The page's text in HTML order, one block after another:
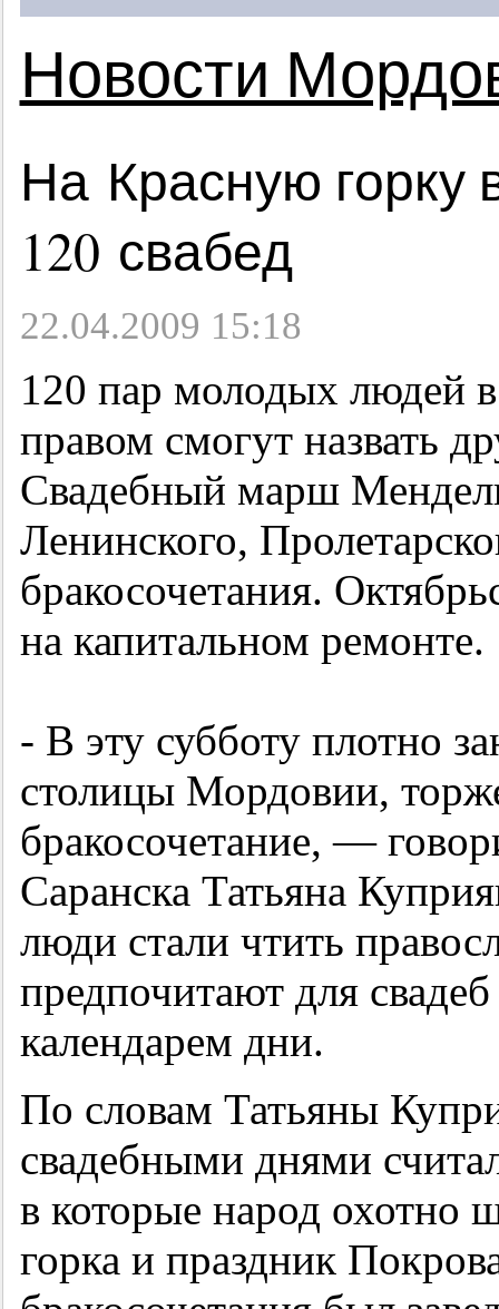
Новости
На Красную горку
120 свабед
22.04.2009 15:18
120 пар молодых людей
правом смогут назвать
Свадебный марш
Ленинского,
бракосочетания.
на капитальном ремонте.
- В эту субботу плотно
столицы Мордовии,
бракосочетание, —
Саранска Татьяна
люди стали чтить
предпочитают для
календарем дни.
По словам Татьяны
свадебными днями
в которые народ охотно
горка и праздник